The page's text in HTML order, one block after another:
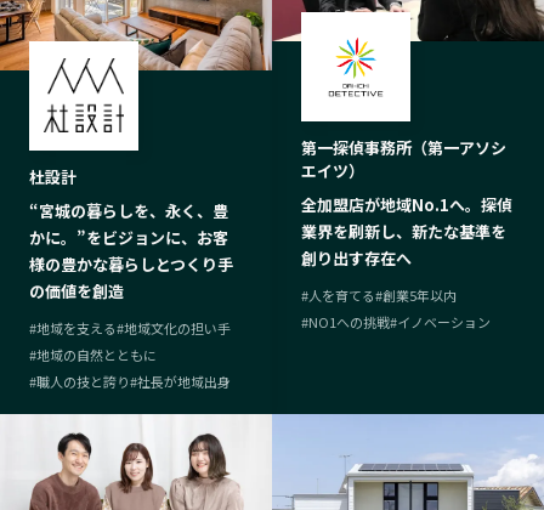
杜設計
“宮城の暮らしを、永く、豊
かに。”をビジョンに、お客
様の豊かな暮らしとつくり手
の価値を創造
#地域を支える#地域文化の担い手
#地域の自然とともに
#職人の技と誇り#社長が地域出身
第一探偵事務所（第一アソシ
エイツ）
全加盟店が地域No.1へ。探偵
業界を刷新し、新たな基準を
創り出す存在へ
#人を育てる#創業5年以内
#NO1への挑戦#イノベーション